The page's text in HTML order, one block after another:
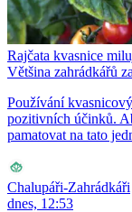
Rajčata kvasnice
Většina zahrádkářů
Používání
pozitivních účinků.
pamatovat na tato
Chalupáři-Zahrádkáři
dnes, 12:53